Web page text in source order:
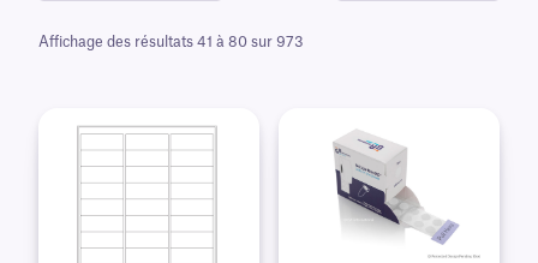
Affichage des résultats 41 à 80 sur 973